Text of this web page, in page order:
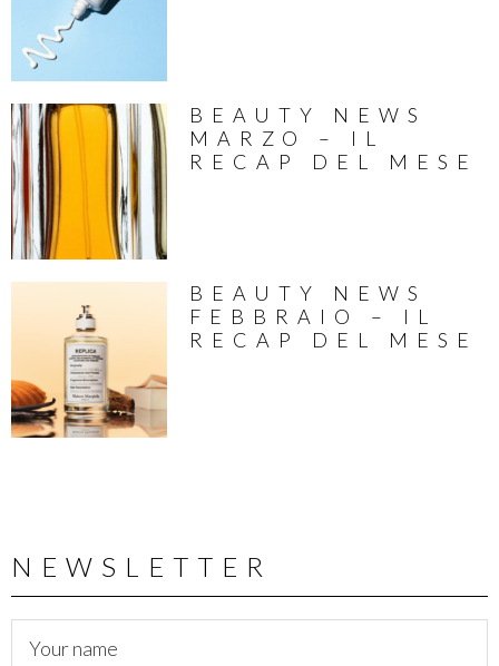
BEAUTY NEWS
MARZO – IL
RECAP DEL MESE
BEAUTY NEWS
FEBBRAIO – IL
RECAP DEL MESE
NEWSLETTER